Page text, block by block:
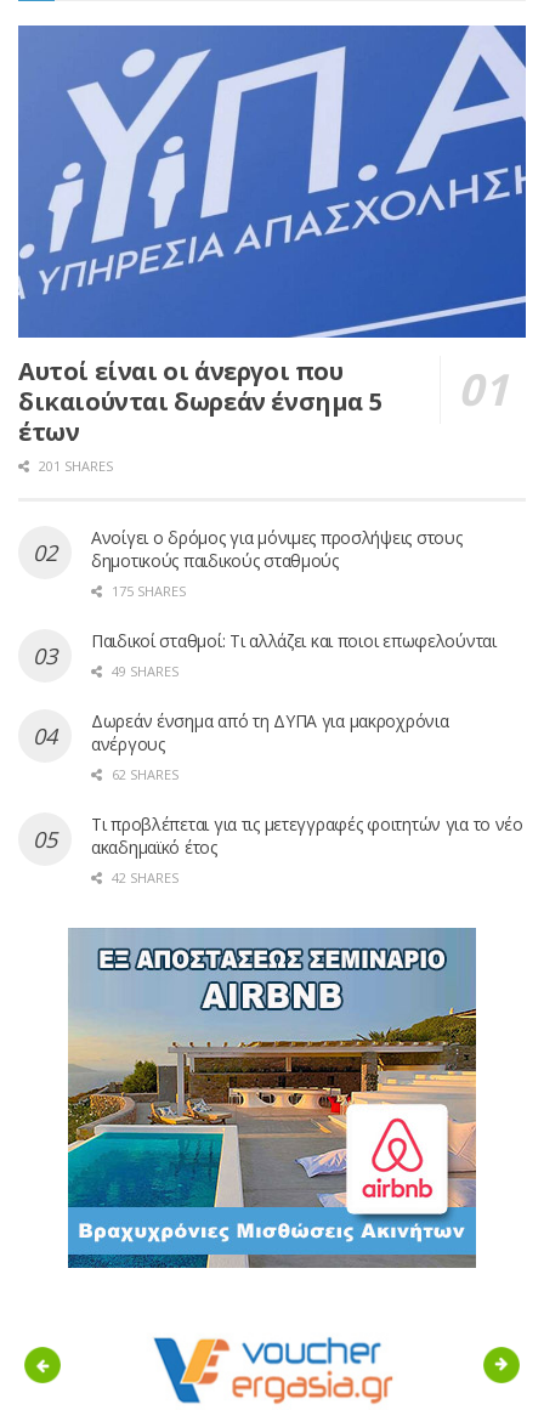
Αυτοί είναι οι άνεργοι που
δικαιούνται δωρεάν ένσημα 5
έτων
201 SHARES
Ανοίγει ο δρόμος για μόνιμες προσλήψεις στους
δημοτικούς παιδικούς σταθμούς
175 SHARES
Παιδικοί σταθμοί: Τι αλλάζει και ποιοι επωφελούνται
49 SHARES
Δωρεάν ένσημα από τη ΔΥΠΑ για μακροχρόνια
ανέργους
62 SHARES
Τι προβλέπεται για τις μετεγγραφές φοιτητών για το νέο
ακαδημαϊκό έτος
42 SHARES
Previous Next